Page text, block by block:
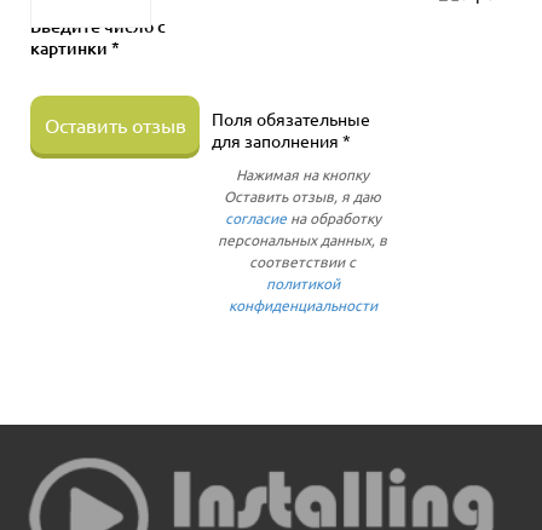
Введите число с
картинки *
Оставить отзыв
Поля обязательные
для заполнения *
Нажимая на кнопку
Оставить отзыв, я даю
согласиена обработку
персональных данных, в
соответствии с
политикой
конфиденциальности